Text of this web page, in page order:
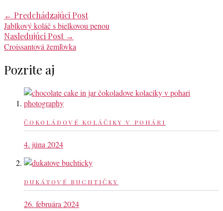
← Predchádzajúci Post
Jablkový koláč s bielkovou penou
Nasledujúci Post →
Croissantová žemľovka
Pozrite aj
ČOKOLÁDOVÉ KOLÁČIKY V POHÁRI
4. júna 2024
DUKÁTOVÉ BUCHTIČKY
26. februára 2024